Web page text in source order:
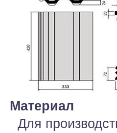
Материал
Для